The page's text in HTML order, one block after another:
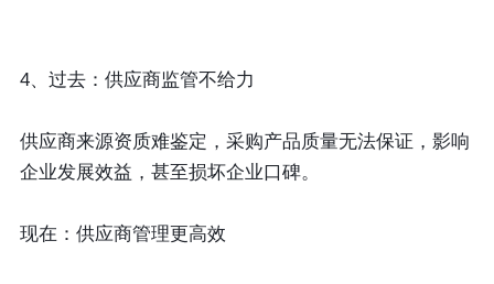
4、过去：供应商监管不给力
供应商来源资质难鉴定，采购产品质量无法保证，影响
企业发展效益，甚至损坏企业口碑。
现在：供应商管理更高效